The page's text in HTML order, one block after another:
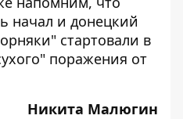
начал и донецкий
стартовали в
поражения от
Никита Малюгин